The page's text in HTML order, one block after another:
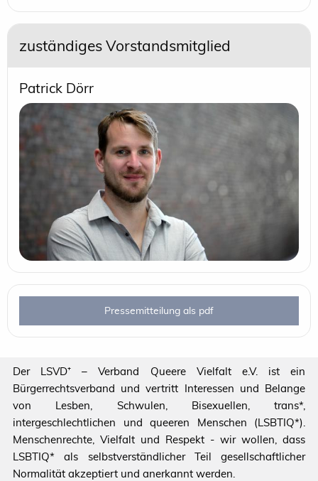
zuständiges Vorstandsmitglied
Patrick Dörr
Pressemitteilung als pdf
Der LSVD⁺ – Verband Queere Vielfalt e.V. ist ein
Bürgerrechtsverband und vertritt Interessen und Belange
von Lesben, Schwulen, Bisexuellen, trans*,
intergeschlechtlichen und queeren Menschen (LSBTIQ*).
Menschenrechte, Vielfalt und Respekt - wir wollen, dass
LSBTIQ* als selbstverständlicher Teil gesellschaftlicher
Normalität akzeptiert und anerkannt werden.